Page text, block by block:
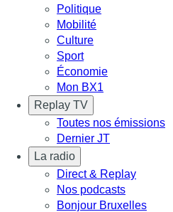
Politique
Mobilité
Culture
Sport
Économie
Mon BX1
Replay TV
Toutes nos émissions
Dernier JT
La radio
Direct & Replay
Nos podcasts
Bonjour Bruxelles